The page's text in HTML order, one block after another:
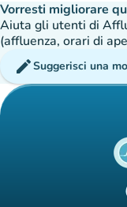
Vorresti migliorare
Aiuta gli utenti di
(affluenza, orari di
editSuggerisci una